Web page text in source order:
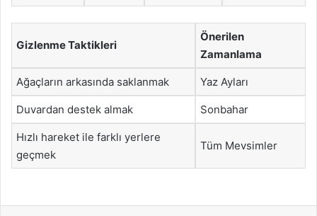
Gizlenme Taktikleri
Önerilen
Zamanlama
Ağaçların arkasında saklanmak Yaz Ayları
Duvardan destek almak Sonbahar
Hızlı hareket ile farklı yerlere
geçmek
Tüm Mevsimler